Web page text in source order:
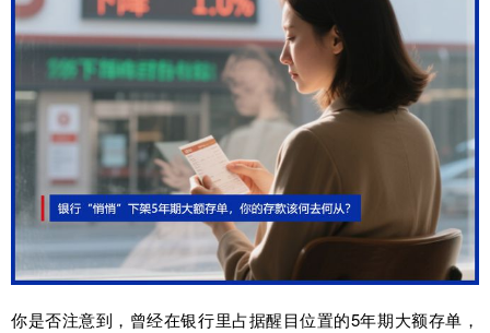
你是否注意到，曾经在银行里占据醒目位置的5年期大额存单，